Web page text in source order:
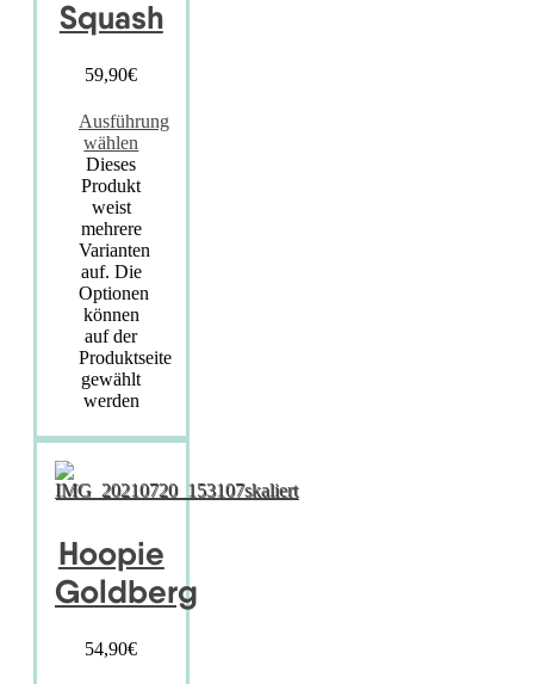
Squash
59,90€
Ausführung
wählen
Dieses
Produkt
weist
mehrere
Varianten
auf. Die
Optionen
können
auf der
Produktseite
gewählt
werden
Hoopie
Goldberg
54,90€